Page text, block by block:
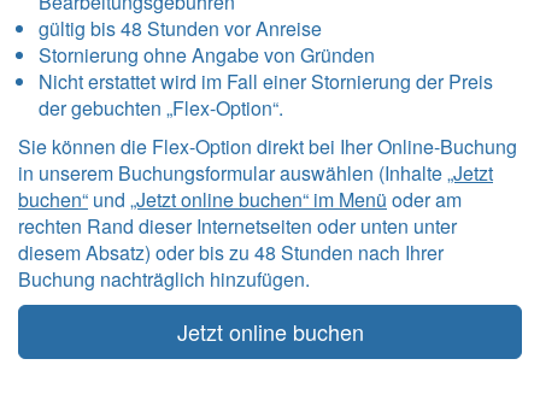
gültig bis 48 Stunden vor Anreise
Stornierung ohne Angabe von Gründen
Nicht erstattet wird im Fall einer Stornierung der Preis
der gebuchten „Flex-Option“.
Sie können die Flex-Option direkt bei Iher Online-Buchung
in unserem Buchungsformular auswählen (Inhalte„Jetzt
buchen“ und „Jetzt online buchen“ im Menü oder am
rechten Rand dieser Internetseiten oder unten unter
diesem Absatz) oder bis zu 48 Stunden nach Ihrer
Buchung nachträglich hinzufügen.
Jetzt online buchen